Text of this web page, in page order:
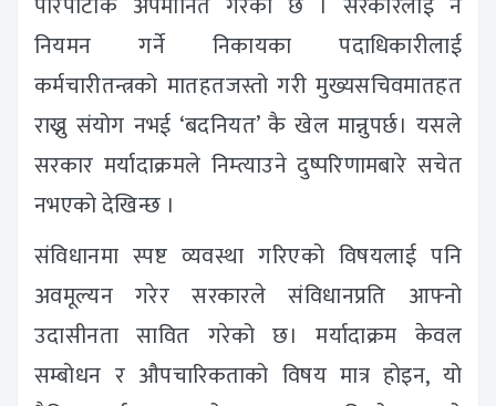
नियमन गर्ने निकायका पदाधिकारीलाई
कर्मचारीतन्त्रको मातहतजस्तो गरी मुख्यसचिवमातहत
राख्नु संयोग नभई ‘बदनियत’ कै खेल मान्नुपर्छ। यसले
सरकार मर्यादाक्रमले निम्त्याउने दुष्परिणामबारे सचेत
नभएको देखिन्छ ।
संविधानमा स्पष्ट व्यवस्था गरिएको विषयलाई पनि
अवमूल्यन गरेर सरकारले संविधानप्रति आफ्नो
उदासीनता सावित गरेको छ। मर्यादाक्रम केवल
सम्बोधन र औपचारिकताको विषय मात्र होइन, यो